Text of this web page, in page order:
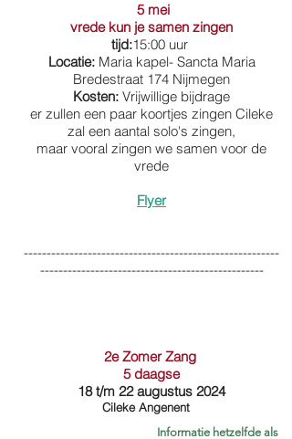
5 mei
vrede kun je samen zingen
tijd:15:00 uur
Locatie: Maria kapel- Sancta Maria
Bredestraat 174 Nijmegen
Kosten: Vrijwillige bijdrage
er zullen een paar koortjes zingen Cileke
zal een aantal solo's zingen,
maar vooral zingen we samen voor de
vrede
Flyer
--------------------------------------------------------
-------------------------------------------------​
2e Zomer Zang
5 daagse
18 t/m 22 augustus 2024
Cileke Angenent
Informatie hetzelfde als